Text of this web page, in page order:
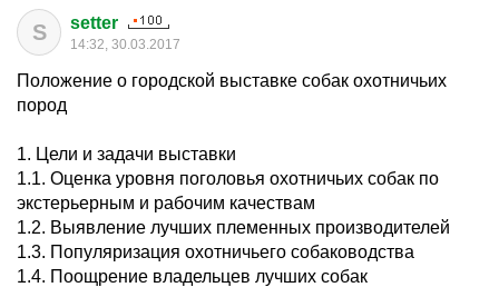
S setter
14:32, 30.03.2017
Положение о городской выставке собак охотничьих
пород
1. Цели и задачи выставки
1.1. Оценка уровня поголовья охотничьих собак по
экстерьерным и рабочим качествам
1.2. Выявление лучших племенных производителей
1.3. Популяризация охотничьего собаководства
1.4. Поощрение владельцев лучших собак